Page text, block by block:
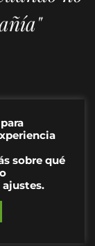
y cultura
sobre qué
ajustes.